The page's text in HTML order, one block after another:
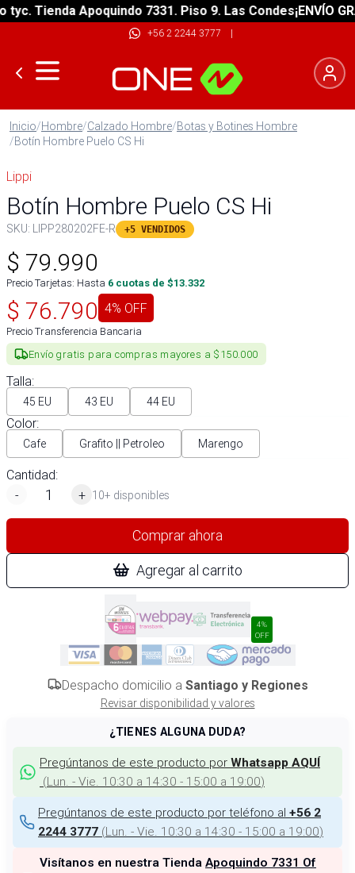
Tienda Apoquindo 7331. Piso 9. Las Condes¡ENVÍO
+56 2 2244 3777 |
Inicio/Hombre/Calzado Hombre/Botas y Botines Hombre
/Botín Hombre Puelo CS Hi
Lippi
Botín Hombre Puelo CS Hi
SKU: LIPP280202FE-R +5 VENDIDOS
$ 79.990
Precio Tarjetas: Hasta 6 cuotas de $13.332
$ 76.790 4% OFF
Precio Transferencia Bancaria
Envío gratis para compras mayores a $150.000
Talla:
45 EU 43 EU 44 EU
Color:
Cafe Grafito || Petroleo Marengo
Cantidad:
-
+ 10+ disponibles
Comprar ahora
Agregar al carrito
4%
OFF
Despacho domicilio a Santiago y Regiones
Revisar disponibilidad y valores
¿TIENES ALGUNA DUDA?
Pregúntanos de este producto por Whatsapp AQUÍ
(Lun. - Vie. 10:30 a 14:30 - 15:00 a 19:00)
Pregúntanos de este producto por teléfono al +56 2
2244 3777 (Lun. - Vie. 10:30 a 14:30 - 15:00 a 19:00)
Visítanos en nuestra Tienda Apoquindo 7331 Of